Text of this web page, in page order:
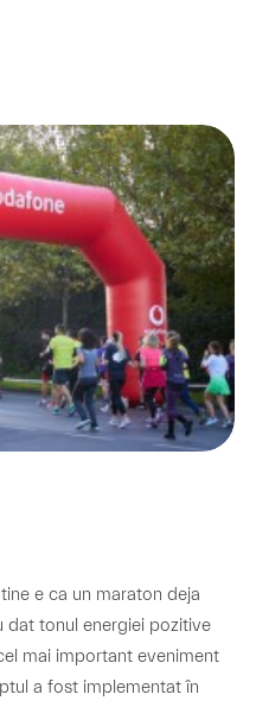
e ca un maraton deja
dat tonul energiei pozitive
mai important eveniment
a fost implementat în